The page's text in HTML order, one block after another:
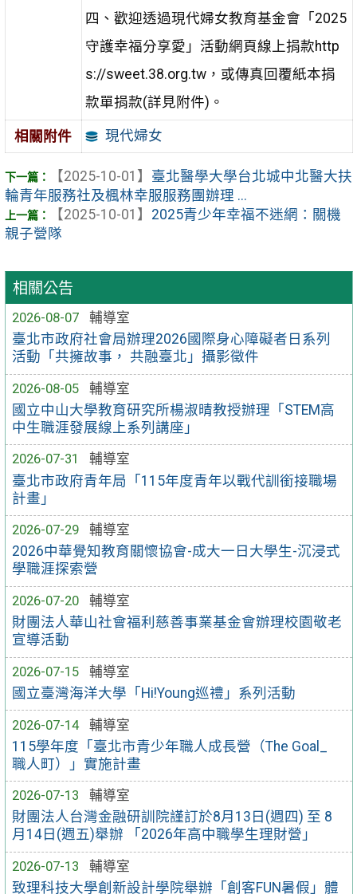
相關公告
2026-08-07
輔導室
臺北市政府社會局辦理2026國際身心障礙者日系列
活動「共擁故事， 共融臺北」攝影徵件
2026-08-05
輔導室
國立中山大學教育研究所楊淑晴教授辦理「STEM高
中生職涯發展線上系列講座」
2026-07-31
輔導室
臺北市政府青年局「115年度青年以戰代訓銜接職場
計畫」
2026-07-29
輔導室
2026中華覺知教育關懷協會-成大一日大學生-沉浸式
學職涯探索營
2026-07-20
輔導室
財團法人華山社會福利慈善事業基金會辦理校園敬老
宣導活動
2026-07-15
輔導室
國立臺灣海洋大學「Hi!Young巡禮」系列活動
2026-07-14
輔導室
115學年度「臺北市青少年職人成長營（The Goal_
職人町）」實施計畫
2026-07-13
輔導室
財團法人台灣金融研訓院謹訂於8月13日(週四) 至 8
月14日(週五)舉辦 「2026年高中職學生理財營」
2026-07-13
輔導室
致理科技大學創新設計學院舉辦「創客FUN暑假」體
四、歡迎透過現代婦女教育基金會「2025
守護幸福分享愛」活動網頁線上捐款http
s://sweet.38.org.tw，或傳真回覆紙本捐
款單捐款(詳見附件)。
相關附件 現代婦女
【2025-10-01】 臺北醫學大學台北城中北醫大扶
輪青年服務社及楓林幸服服務團辦理 ...
【2025-10-01】 2025青少年幸福不迷網：關機
親子營隊